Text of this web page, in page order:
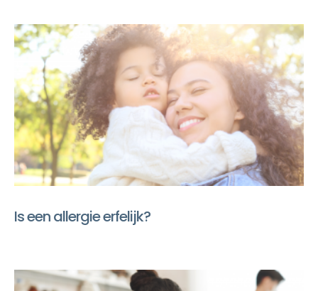
Is een allergie erfelijk?